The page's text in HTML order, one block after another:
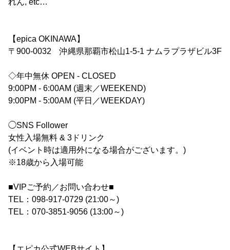
れん, etc…
【epica OKINAWA】
〒900-0032 沖縄県那覇市松山1-5-1 ナムラプラザビル3F
◇年中無休 OPEN - CLOSED
9:00PM - 6:00AM (週末／WEEKEND)
9:00PM - 5:00AM (平日／WEEKDAY)
◯SNS Follower
女性入場無料 & 3ドリンク
(イベント時は適用外になる場合がございます。)
※18歳から入場可能
■VIPご予約／お問い合わせ■
TEL：098-917-0729 (21:00～)
TEL：070-3851-9056 (13:00～)